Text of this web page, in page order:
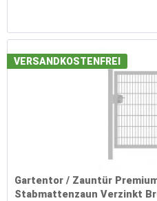
VERSANDKOSTENFREI
Gartentor / Zauntür
Stabmattenzaun Verzinkt